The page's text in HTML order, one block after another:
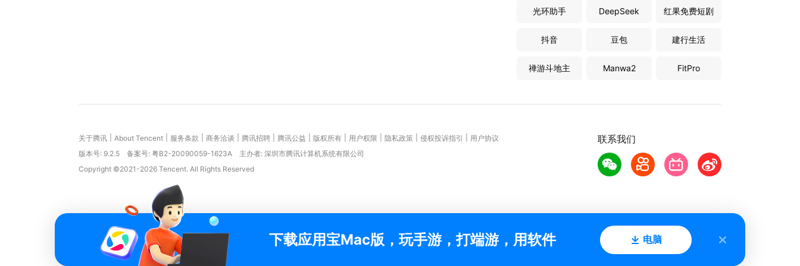
光环助手 DeepSeek 红果免费短剧
抖音 豆包 建行生活
禅游斗地主 Manwa2 FitPro
联系我们
关于腾讯 About Tencent 服务条款 商务洽谈 腾讯招聘 腾讯公益 版权所有 用户权限 隐私政策 侵权投诉指引
用户协议
版本号: 9.2.5 备案号: 粤B2-20090059-1623A
主办者: 深圳市腾讯计算机系统有限公司
Copyright ©2021-2026 Tencent. All Rights Reserved
下载应用宝Mac版，玩手游，打端游，用软件 电脑